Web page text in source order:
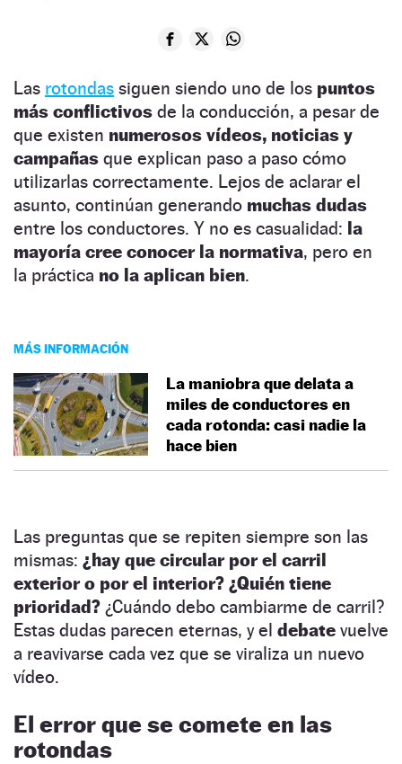
Las rotondas siguen siendo uno de los puntos
más conflictivos de la conducción, a pesar de
que existen numerosos vídeos, noticias y
campañas que explican paso a paso cómo
utilizarlas correctamente. Lejos de aclarar el
asunto, continúan generando muchas dudas
entre los conductores. Y no es casualidad: la
mayoría cree conocer la normativa, pero en
la práctica no la aplican bien.
MÁS INFORMACIÓN
La maniobra que delata a
miles de conductores en
cada rotonda: casi nadie la
hace bien
Las preguntas que se repiten siempre son las
mismas: ¿hay que circular por el carril
exterior o por el interior? ¿Quién tiene
prioridad? ¿Cuándo debo cambiarme de carril?
Estas dudas parecen eternas, y el debate vuelve
a reavivarse cada vez que se viraliza un nuevo
vídeo.
El error que se comete en las
rotondas